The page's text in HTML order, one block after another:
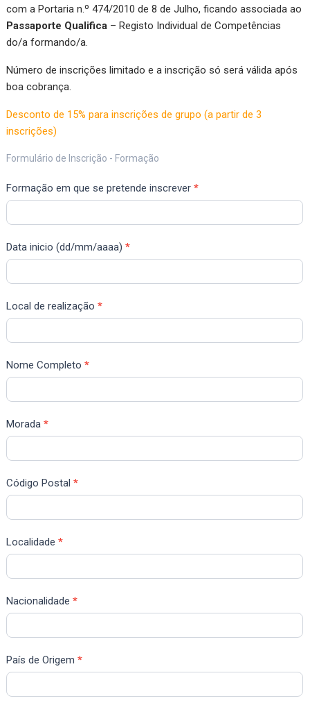
com a Portaria n.º 474/2010 de 8 de Julho, ficando associada ao
Passaporte Qualifica – Registo Individual de Competências
do/a formando/a.
Número de inscrições limitado e a inscrição só será válida após
boa cobrança.
Desconto de 15% para inscrições de grupo (a partir de 3
inscrições)
Ficha
Inscrição
Formulário de Inscrição - Formação
Formação em que se pretende inscrever*
Data inicio (dd/mm/aaaa)*
Local de realização*
Nome Completo*
Morada*
Código Postal*
Localidade*
Nacionalidade*
País de Origem*